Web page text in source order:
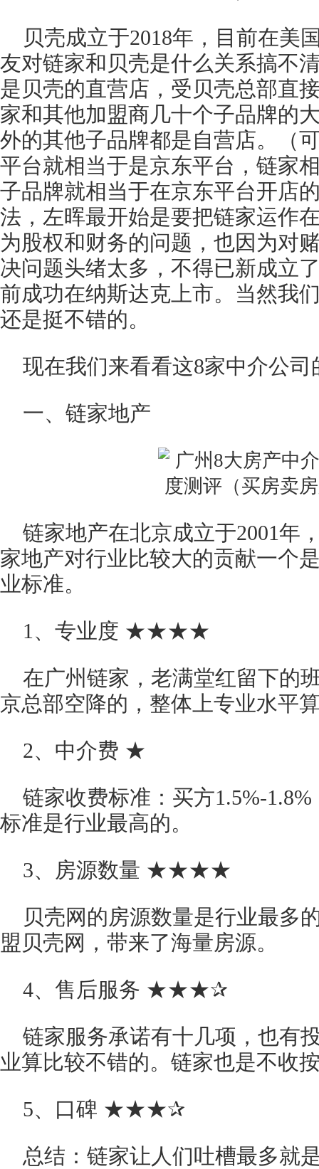
贝壳成立于2018年，目前在美
友对链家和贝壳是什么关系搞不
是贝壳的直营店，受贝壳总部直
家和其他加盟商几十个子品牌的
外的其他子品牌都是自营店。（
平台就相当于是京东平台，链家
子品牌就相当于在京东平台开店
法，左晖最开始是要把链家运作
为股权和财务的问题，也因为对
决问题头绪太多，不得已新成立
前成功在纳斯达克上市。当然我
还是挺不错的。
现在我们来看看这8家中介公司
一、链家地产
链家地产在北京成立于2001年
家地产对行业比较大的贡献一个
业标准。
1、专业度 ★★★★
在广州链家，老满堂红留下的
京总部空降的，整体上专业水平
2、中介费 ★
链家收费标准：买方1.5%-
标准是行业最高的。
3、房源数量 ★★★★
贝壳网的房源数量是行业最多
盟贝壳网，带来了海量房源。
4、售后服务 ★★★✰
链家服务承诺有十几项，也有
业算比较不错的。链家也是不收
5、口碑 ★★★✰
总结：链家让人们吐槽最多就